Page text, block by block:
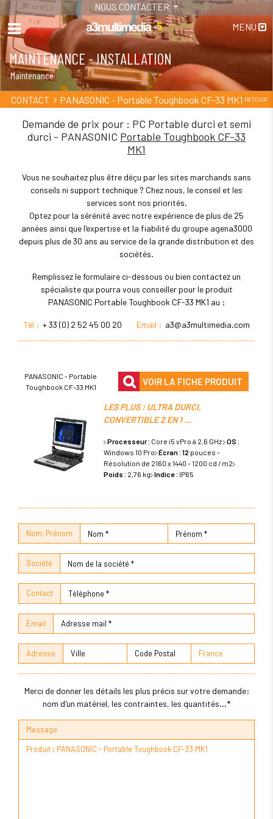
NOUS CONTACTER
MENU
MAINTENANCE - INSTALLATION
Maintenance
CONTACT PANASONIC - Portable Toughbook CF-33 MK1 RETOUR
Demande de prix pour : PC Portable durci et semi
durci - PANASONIC Portable Toughbook CF-33
MK1
Vous ne souhaitez plus être déçu par les sites marchands sans
conseils ni support technique ? Chez nous, le conseil et les
services sont nos priorités.
Optez pour la sérénité avec notre expérience de plus de 25
années ainsi que l'expertise et la fiabilité du groupe agena3000
depuis plus de 30 ans au service de la grande distribution et des
sociétés.
Remplissez le formulaire ci-dessous ou bien contactez un
spécialiste qui pourra vous conseiller pour le produit
PANASONIC Portable Toughbook CF-33 MK1 au :
Tél : + 33 (0) 2 52 45 00 20 Email : a3@a3multimedia.com
PANASONIC - Portable
Toughbook CF-33 MK1
VOIR LA FICHE PRODUIT
LES PLUS : ULTRA DURCI,
CONVERTIBLE 2 EN 1 ...
Processeur : Core i5 vPro à 2.6 GHz OS :
Windows 10 Pro Écran : 12 pouces -
Résolution de 2160 x 1440 - 1200 cd / m2
Poids : 2,76 kg Indice : IP65
Nom, Prénom
Société
Contact
Email
Adresse
Merci de donner les détails les plus précis sur votre demande:
nom d'un matériel, les contraintes, les quantités...*
Message